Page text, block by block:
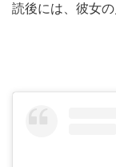
読後には、彼女